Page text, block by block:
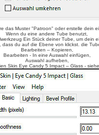
das Muster "Patroon" oder erstelle dein
Wenn du eine andere Tube benutzt,
Ein Stück deiner Tube, um dein
dass du auf die Ebene von klickst. die
Bearbeiten – Kopieren,
Bearbeiten - In eine Auswahl einfügen,
Auswahl aufheben,
Skin Eye Candy 5 Impact – Glass -